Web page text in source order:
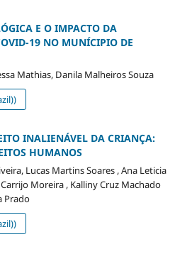
E O IMPACTO DA
19 NO MUNÍCIPIO DE
Mathias, Danila Malheiros Souza
INALIENÁVEL DA CRIANÇA:
HUMANOS
Lucas Martins Soares , Ana Leticia
Moreira , Kalliny Cruz Machado
Prado